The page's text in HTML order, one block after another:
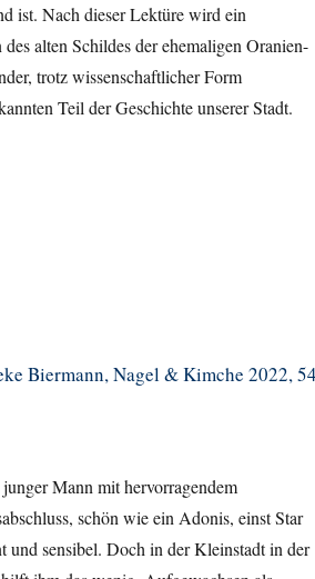
ist. Nach dieser Lektüre wird ein
alten Schildes der ehemaligen Oranien-
trotz wissenschaftlicher Form
Teil der Geschichte unserer Stadt.
Biermann, Nagel & Kimche 2022,
Mann mit hervorragendem
schön wie ein Adonis, einst Star
und sensibel. Doch in der Kleinstadt in der